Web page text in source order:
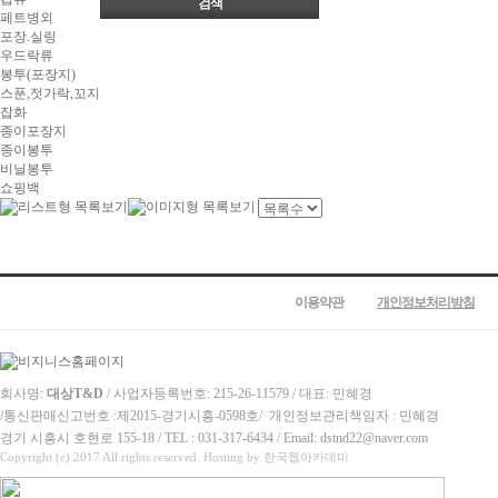
페트병외
포장.실링
우드락류
봉투(포장지)
스푼,젓가락,꼬지
잡화
종이포장지
종이봉투
비닐봉투
쇼핑백
이용약관 개인정보처리방침
회사명: 대상T&D / 사업자등록번호: 215-26-11579 / 대표: 민혜경
/통신판매신고번호 :제2015-경기시흥-0598호/ 개인정보관리책임자 : 민혜경
경기 시흥시 호현로 155-18 / TEL : 031-317-6434 / Email: dstnd22@naver.com
Copyright (c) 2017 All rights reserved. Hosting by 한국웹아카데미